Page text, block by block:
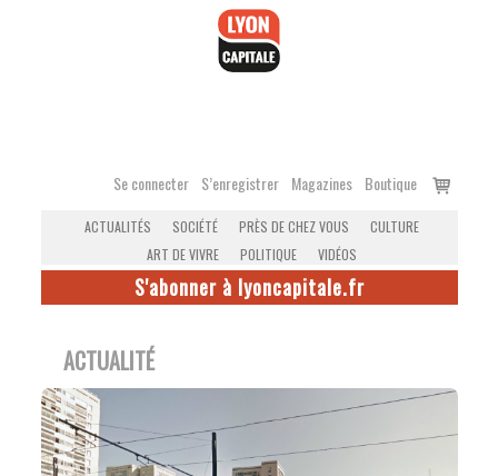
Se connecter S’enregistrer Magazines Boutique
Voir
ACTUALITÉS SOCIÉTÉ PRÈS DE CHEZ VOUS
CULTURE
ART DE VIVRE
POLITIQUE VIDÉOS
S'abonner à lyoncapitale.fr
ACTUALITÉ